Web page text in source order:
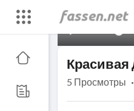
Красивая
5 Просмотры ·